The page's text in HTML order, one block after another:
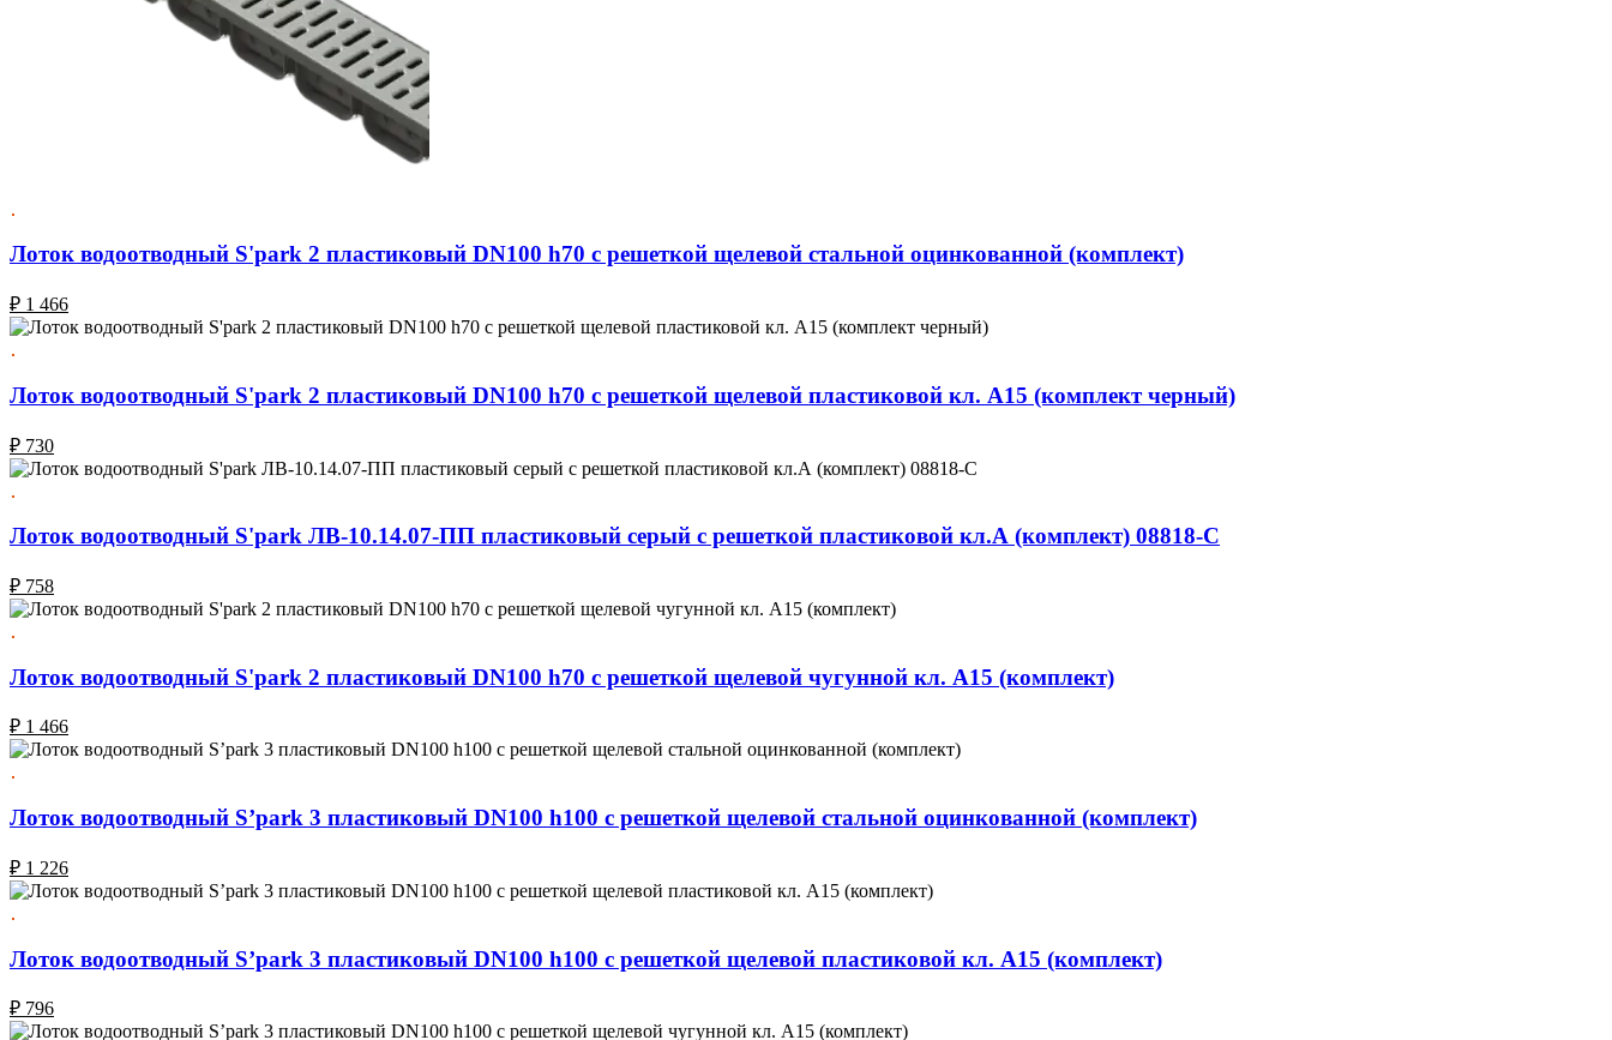
Лоток водоотводный S'park 2 пластиковый DN100 h70 с решеткой щелевой стальной оцинкованной (комплект)
₽ 1 466
Лоток водоотводный S'park 2 пластиковый DN100 h70 с решеткой щелевой пластиковой кл. А15 (комплект черный)
₽ 730
Лоток водоотводный S'park ЛВ-10.14.07-ПП пластиковый серый с решеткой пластиковой кл.А (комплект) 08818-С
₽ 758
Лоток водоотводный S'park 2 пластиковый DN100 h70 с решеткой щелевой чугунной кл. А15 (комплект)
₽ 1 466
Лоток водоотводный S’park 3 пластиковый DN100 h100 с решеткой щелевой стальной оцинкованной (комплект)
₽ 1 226
Лоток водоотводный S’park 3 пластиковый DN100 h100 с решеткой щелевой пластиковой кл. А15 (комплект)
₽ 796